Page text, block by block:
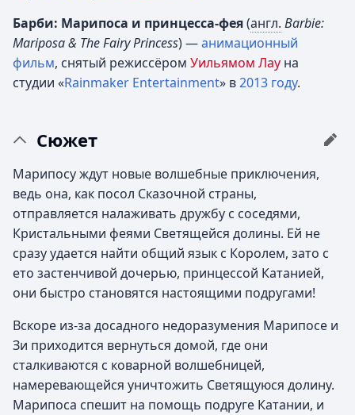
Барби: Марипоса и принцесса-фея(англ. Barbie:
Mariposa & The Fairy Princess) —анимационный
фильм, снятый режиссёром Уильямом Лау на
студии «Rainmaker Entertainment» в2013 году.
Сюжет
Марипосу ждут новые волшебные приключения,
ведь она, как посол Сказочной страны,
отправляется налаживать дружбу с соседями,
Кристальными феями Светящейся долины. Ей не
сразу удается найти общий язык с Королем, зато с
ето застенчивой дочерью, принцессой Катанией,
они быстро становятся настоящими подругами!
Вскоре из-за досадного недоразумения Марипосе и
Зи приходится вернуться домой, где они
сталкиваются с коварной волшебницей,
намеревающейся уничтожить Светящуюся долину.
Марипоса спешит на помощь подруге Катании, и